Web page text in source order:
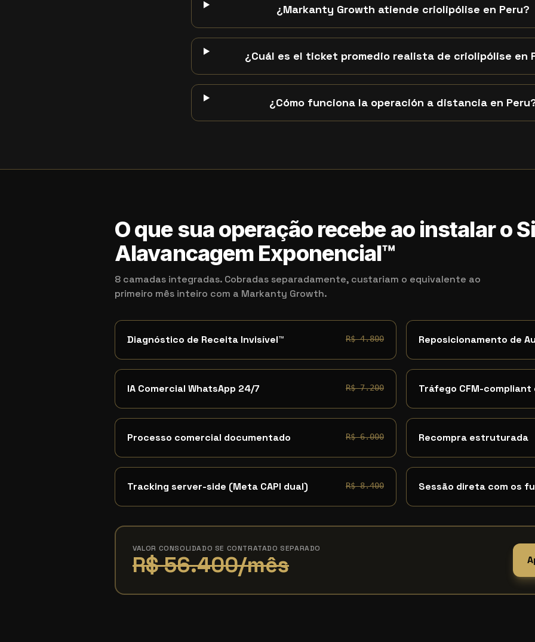
¿Markanty Growth atiende criolipólise en Peru?
¿Cuál es el ticket promedio realista de criolipólise en
¿Cómo funciona la operación a distancia en
O que sua operação recebe ao instalar o
Alavancagem Exponencial™
8 camadas integradas. Cobradas separadamente, custariam o equivalente ao
primeiro mês inteiro com a Markanty Growth.
Diagnóstico de Receita Invisível™ R$ 4.800 Reposicionamento de
IA Comercial WhatsApp 24/7 R$ 7.200 Tráfego CFM-compliant
Processo comercial documentado R$ 6.000 Recompra estruturada
Tracking server-side (Meta CAPI dual) R$ 8.400 Sessão direta com os
VALOR CONSOLIDADO SE CONTRATADO SEPARADO
R$ 56.400/mês